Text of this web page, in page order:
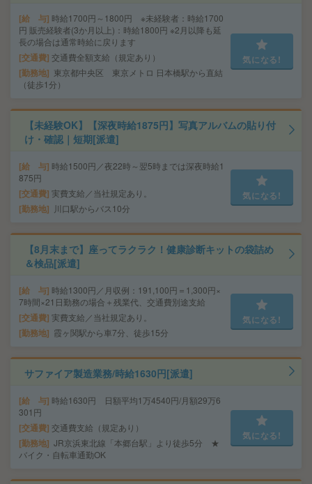
給 与 時給1700円～1800円 ※未経験者：時給1700
円 販売経験者(3か月以上)：時給1800円 ※2月以降も延
長の場合は通常時給に戻ります
交通費 交通費全額支給（規定あり）
勤務地
東京都中央区 東京メトロ 日本橋駅から直結
（徒歩1分）
気になる!
【未経験OK】【深夜時給1875円】写真アルバムの貼り付
け・確認｜短期[派遣]
給 与 時給1500円／夜22時～翌5時までは深夜時給1
875円
交通費 実費支給／当社規定あり。
勤務地 川口駅からバス10分
気になる!
【8月末まで】座ってラクラク！健康診断キットの袋詰め
＆検品[派遣]
給 与 時給1300円／月収例：191,100円＝1,300円×
7時間×21日勤務の場合＋残業代、交通費別途支給
交通費 実費支給／当社規定あり。
勤務地 霞ヶ関駅から車7分、徒歩15分
気になる!
サファイア製造業務/時給1630円[派遣]
給 与 時給1630円 日額平均1万4540円/月額29万6
301円
交通費 交通費支給（規定あり）
勤務地 JR京浜東北線「本郷台駅」より徒歩5分 ★
バイク・自転車通勤OK
気になる!